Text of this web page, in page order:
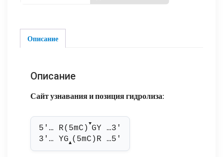
Описание
Описание
Сайт узнавания и позиция гидролиза:
5'… R(5mC)
▼
GY …3'
3'… YG▲(5mC)R …5'